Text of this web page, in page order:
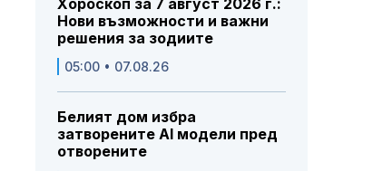
Хороскоп за 7 август 2026 г.:
Нови възможности и важни
решения за зодиите
05:00 • 07.08.26
Белият дом избра
затворените AI модели пред
отворените